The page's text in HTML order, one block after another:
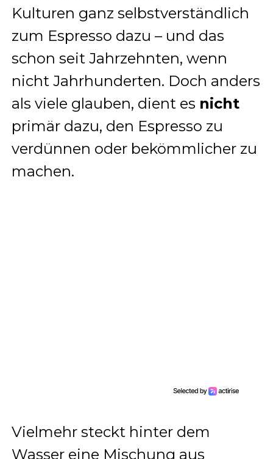
Kulturen ganz selbstverständlich
zum Espresso dazu – und das
schon seit Jahrzehnten, wenn
nicht Jahrhunderten. Doch anders
als viele glauben, dient es nicht
primär dazu, den Espresso zu
verdünnen oder bekömmlicher zu
machen.
Vielmehr steckt hinter dem
Wasser eine Mischung aus